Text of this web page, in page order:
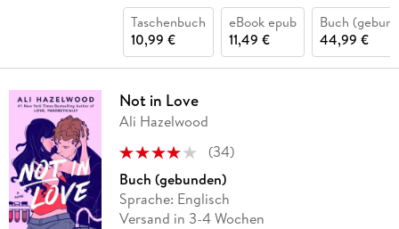
Taschenbuch
10,99 €
eBook epub
11,49 €
Buch
44,99 €
Not in Love
Ali Hazelwood
(34)
Buch (gebunden)
Sprache: Englisch
Versand in 3-4 Wochen